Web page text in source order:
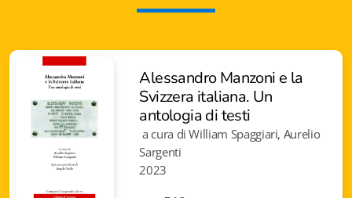
Alessandro Manzoni e la
Svizzera italiana. Un
antologia di testi
a cura di William Spaggiari, Aurelio
Sargenti
2023
Giampiero Casagrande editore